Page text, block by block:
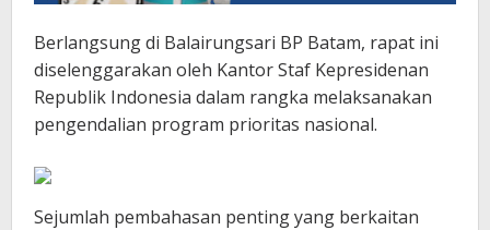
Berlangsung di Balairungsari BP Batam, rapat ini
diselenggarakan oleh Kantor Staf Kepresidenan
Republik Indonesia dalam rangka melaksanakan
pengendalian program prioritas nasional.
Sejumlah pembahasan penting yang berkaitan